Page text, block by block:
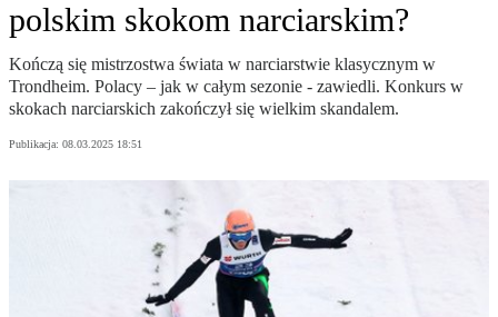
polskim skokom narciarskim?
Kończą się mistrzostwa świata w narciarstwie klasycznym w
Trondheim. Polacy – jak w całym sezonie - zawiedli. Konkurs w
skokach narciarskich zakończył się wielkim skandalem.
Publikacja: 08.03.2025 18:51